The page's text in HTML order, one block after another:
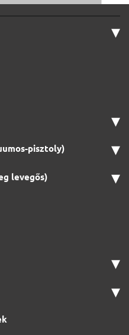
▾
▾
pisztoly) ▾
levegős) ▾
▾
▾